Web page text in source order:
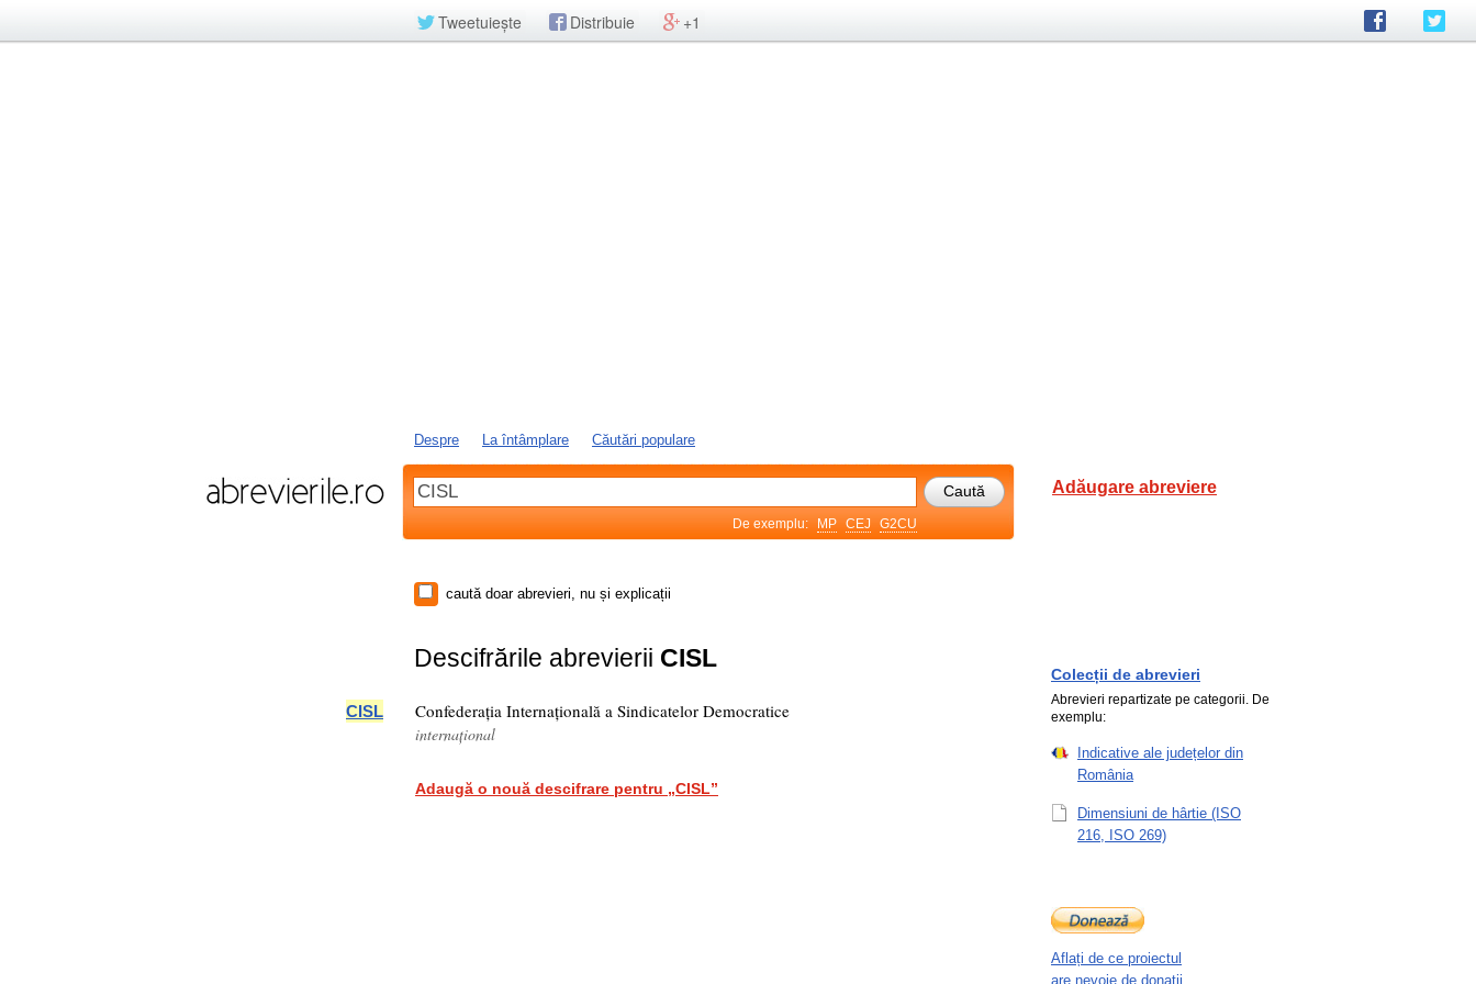
Tweetuiește Distribuie +1
Despre La întâmplare Căutări populare
De exemplu: MP CEJ G2CU
Adăugare abreviere
caută doar abrevieri, nu și explicații
Descifrările abrevierii CISL
CISL Confederația Internațională a Sindicatelor Democratice
internațional
Adaugă o nouă descifrare pentru „CISL”
Colecții de abrevieri
Abrevieri repartizate pe categorii. De
exemplu:
Indicative ale județelor din
România
Dimensiuni de hârtie (ISO
216, ISO 269)
Aflați de ce proiectul
are nevoie de donații